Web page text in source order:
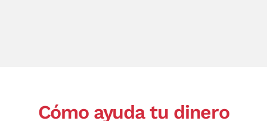
Cómo ayuda tu dinero